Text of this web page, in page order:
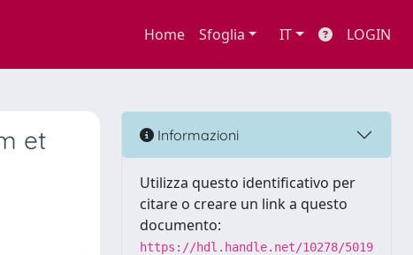
Home Sfoglia IT LOGIN
et
Informazioni
Utilizza questo identificativo per
citare o creare un link a questo
documento:
https://hdl.handle.net/10278/5019